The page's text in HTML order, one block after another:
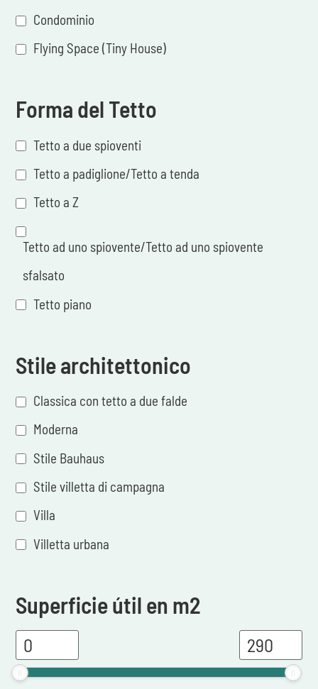
Condominio
Flying Space (Tiny House)
Forma del Tetto
Tetto a due spioventi
Tetto a padiglione/Tetto a tenda
Tetto a Z
Tetto ad uno spiovente/Tetto ad uno spiovente
sfalsato
Tetto piano
Stile architettonico
Classica con tetto a due falde
Moderna
Stile Bauhaus
Stile villetta di campagna
Villa
Villetta urbana
Superficie útil en m2